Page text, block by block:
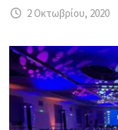
2 Οκτωβρίου, 2020